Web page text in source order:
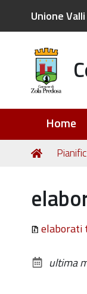
Unione
Home
Tu
Home
elaborati
ultima